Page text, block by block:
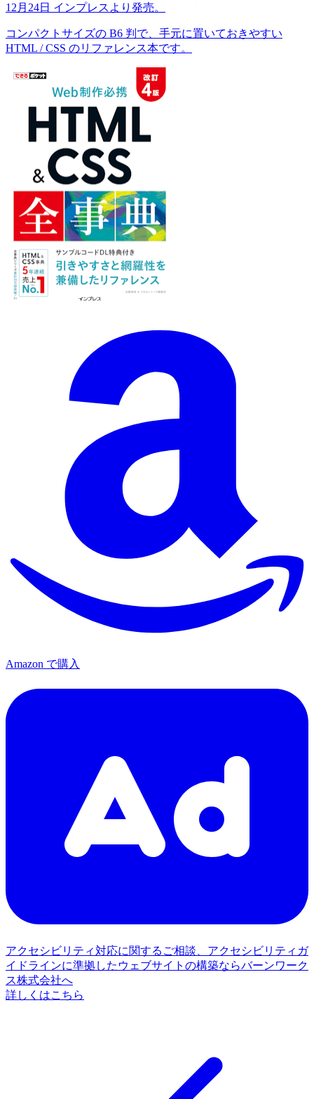
12月24日 インプレスより発売。
コンパクトサイズの B6 判で、手元に置いておきやすい
HTML / CSS のリファレンス本です。
Amazon で購入
アクセシビリティ対応に関するご相談、アクセシビリティガ
イドラインに準拠したウェブサイトの構築ならバーンワーク
ス株式会社へ
詳しくはこちら